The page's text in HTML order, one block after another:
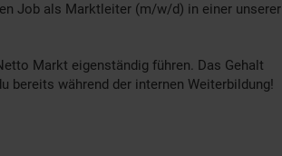
Job als Marktleiter (m/w/d) in einer unserer
Markt eigenständig führen. Das Gehalt
bereits während der internen Weiterbildung!